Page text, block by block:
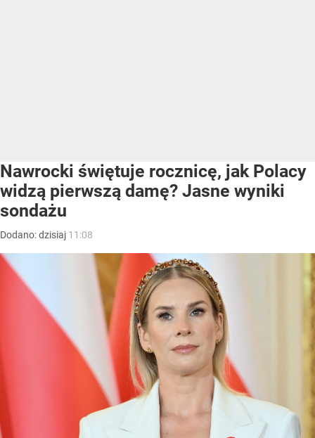
Nawrocki świętuje rocznicę, jak Polacy
widzą pierwszą damę? Jasne wyniki
sondażu
Dodano:dzisiaj 11:08